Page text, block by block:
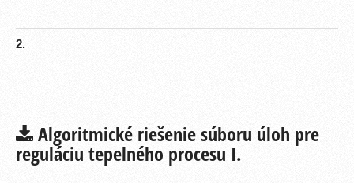
2.
Algoritmické riešenie súboru úloh pre
reguláciu tepelného procesu I.